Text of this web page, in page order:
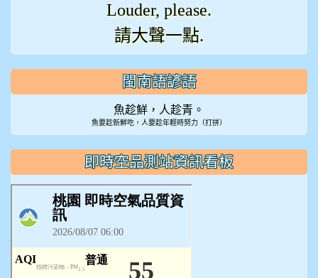
Louder, please.
請大聲一點.
閩南語諺語
魚趁鮮，人趁青。
魚要趁新鮮吃，人要趁年輕時努力（打拼）
即時空品測站資訊看板